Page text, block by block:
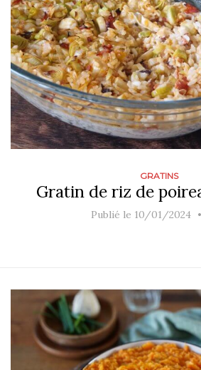
GRATINS
Gratin de riz de
Publié le 10/01/2024